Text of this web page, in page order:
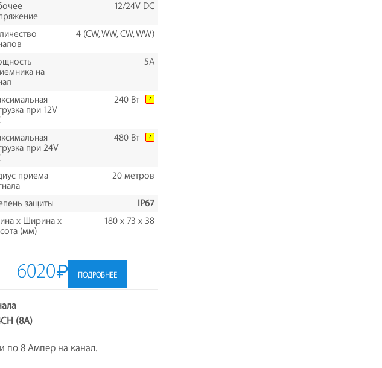
12/24V DC
4 (CW, WW, CW, WW)
на
5A
при 12V
240 Вт ?
при 24V
480 Вт ?
приема
20 метров
защиты
IP67
х Ширина х
(мм)
180 х 73 х 38
6020₽ ПОДРОБНЕЕ
(8A)
по 8 Ампер на канал.